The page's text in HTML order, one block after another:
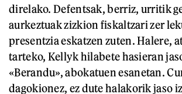
direlako. Defentsak, berriz, urritik
aurkeztuak zizkion fiskaltzari zer
presentzia eskatzen zuten. Halere,
tarteko, Kellyk hilabete hasieran
«Berandu», abokatuen esanetan.
dagokionez, ez dute halakorik jaso